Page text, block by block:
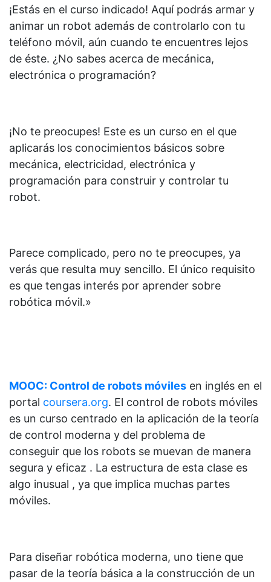
¡Estás en el curso indicado! Aquí podrás armar y
animar un robot además de controlarlo con tu
teléfono móvil, aún cuando te encuentres lejos
de éste. ¿No sabes acerca de mecánica,
electrónica o programación?
¡No te preocupes! Este es un curso en el que
aplicarás los conocimientos básicos sobre
mecánica, electricidad, electrónica y
programación para construir y controlar tu
robot.
Parece complicado, pero no te preocupes, ya
verás que resulta muy sencillo. El único requisito
es que tengas interés por aprender sobre
robótica móvil.»
MOOC: Control de robots móviles en inglés en el
portal coursera.org. El control de robots móviles
es un curso centrado en la aplicación de la teoría
de control moderna y del problema de
conseguir que los robots se muevan de manera
segura y eficaz . La estructura de esta clase es
algo inusual , ya que implica muchas partes
móviles.
Para diseñar robótica moderna, uno tiene que
pasar de la teoría básica a la construcción de un